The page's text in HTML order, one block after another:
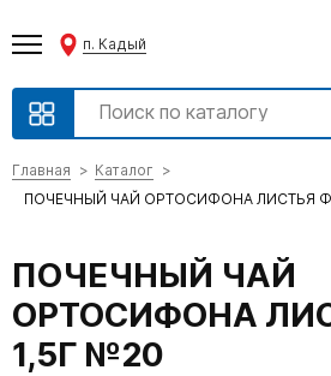
п. Кадый
Главная
Каталог
ПОЧЕЧНЫЙ ЧАЙ ОРТОСИФОНА ЛИСТЬЯ
ПОЧЕЧНЫЙ ЧАЙ
ОРТОСИФОНА
1,5Г №20